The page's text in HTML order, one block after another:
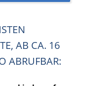
AB CA. 16
ABRUFBAR: